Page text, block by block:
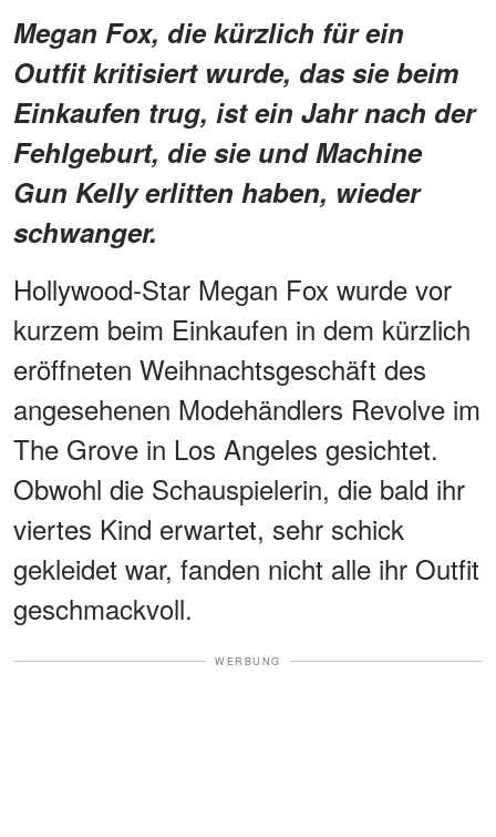
Megan Fox, die kürzlich für ein
Outfit kritisiert wurde, das sie beim
Einkaufen trug, ist ein Jahr nach der
Fehlgeburt, die sie und Machine
Gun Kelly erlitten haben, wieder
schwanger.
Hollywood-Star Megan Fox wurde vor
kurzem beim Einkaufen in dem kürzlich
eröffneten Weihnachtsgeschäft des
angesehenen Modehändlers Revolve im
The Grove in Los Angeles gesichtet.
Obwohl die Schauspielerin, die bald ihr
viertes Kind erwartet, sehr schick
gekleidet war, fanden nicht alle ihr Outfit
geschmackvoll.
WERBUNG